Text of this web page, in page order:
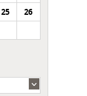
25
26